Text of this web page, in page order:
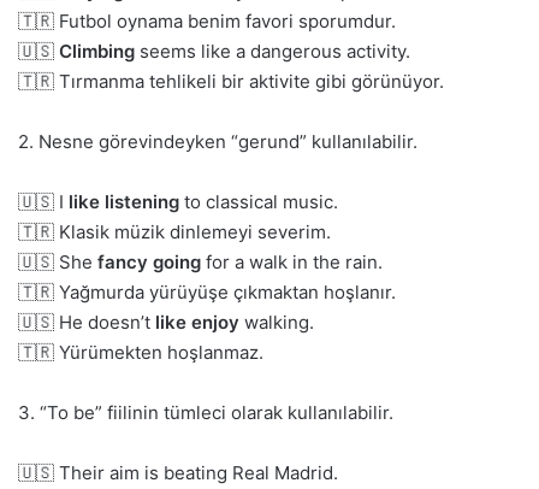
🇹🇷 Futbol oynama benim favori sporumdur.
🇺🇸 Climbing seems like a dangerous activity.
🇹🇷 Tırmanma tehlikeli bir aktivite gibi görünüyor.
2. Nesne görevindeyken “gerund” kullanılabilir.
🇺🇸 I like listening to classical music.
🇹🇷 Klasik müzik dinlemeyi severim.
🇺🇸 She fancy going for a walk in the rain.
🇹🇷 Yağmurda yürüyüşe çıkmaktan hoşlanır.
🇺🇸 He doesn’t like enjoy walking.
🇹🇷 Yürümekten hoşlanmaz.
3. “To be” fiilinin tümleci olarak kullanılabilir.
🇺🇸 Their aim is beating Real Madrid.